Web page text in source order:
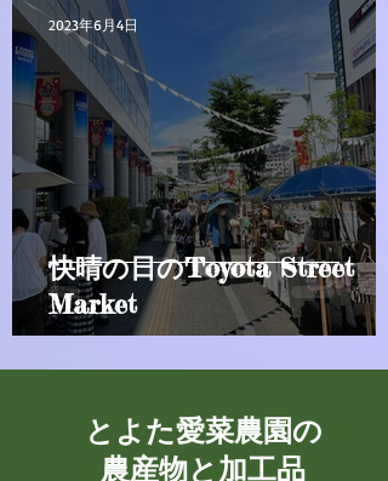
快晴の日のToyota Street
Market
2023年6月4日
とよた愛菜農園の
農産物と加工品